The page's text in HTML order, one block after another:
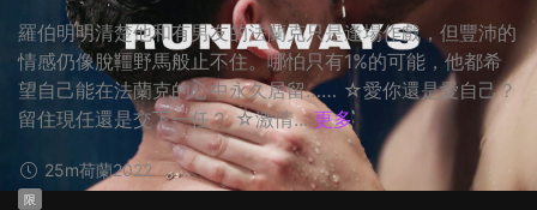
羅伯明明清楚他和有男友的法蘭克只是逢場作戲，但豐沛的
情感仍像脫韁野馬般止不住。哪怕只有1%的可能，他都希
望自己能在法蘭克的心中永久居留…… ☆愛你還是愛自己？
留住現任還是交下一任？ ☆激情... 更多
25m荷蘭2022
限